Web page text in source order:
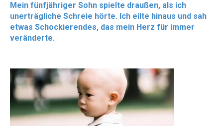
Mein fünfjähriger Sohn spielte draußen, als ich
unerträgliche Schreie hörte. Ich eilte hinaus und sah
etwas Schockierendes, das mein Herz für immer
veränderte.